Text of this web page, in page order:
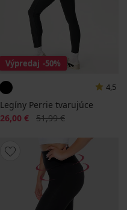
Výpredaj -50%
4,5
Legíny Perrie tvarujúce
Zľava
26,00 € Pôvodná cena
51,99 €